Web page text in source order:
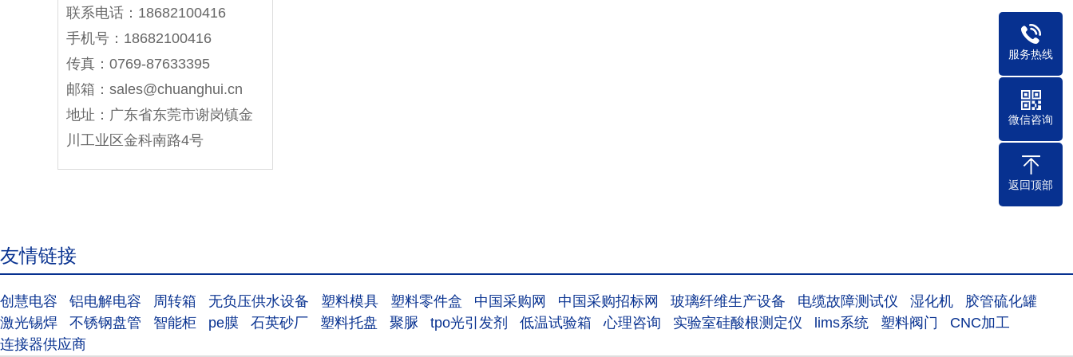
联系电话：18682100416
手机号：18682100416
传真：0769-87633395
邮箱：sales@chuanghui.cn
地址：广东省东莞市谢岗镇金
川工业区金科南路4号
友情链接
创慧电容 铝电解电容 周转箱 无负压供水设备 塑料模具 塑料零件盒 中国采购网 中国采购招标网 玻璃纤维生产设备 电缆故障测试仪 湿化机
胶管硫化罐
激光锡焊
不锈钢盘管 智能柜 pe膜 石英砂厂 塑料托盘 聚脲 tpo光引发剂 低温试验箱 心理咨询 实验室硅酸根测定仪 lims系统 塑料阀门
CNC加工
连接器供应商
服务热线
微信咨询
返回顶部